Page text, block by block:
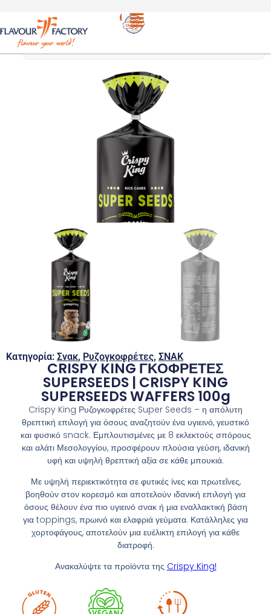
Σνακ / CRISPY KING ΓΚΟΦΡΕΤΕΣ SUPERSEEDS |
CRISPY KING SUPERSEEDS WAFFERS 100g
Κατηγορία: Σνακ, Ρυζογκοφρέτες, ΣΝΑΚ
CRISPY KING ΓΚΟΦΡΕΤΕΣ
SUPERSEEDS | CRISPY KING
SUPERSEEDS WAFFERS 100g
Crispy King Ρυζογκοφρέτες Super Seeds – η απόλυτη
θρεπτική επιλογή για όσους αναζητούν ένα υγιεινό, γευστικό
και φυσικό snack. Εμπλουτισμένες με 8 εκλεκτούς σπόρους
και αλάτι Μεσολογγίου, προσφέρουν πλούσια γεύση, ιδανική
υφή και υψηλή θρεπτική αξία σε κάθε μπουκιά.
Με υψηλή περιεκτικότητα σε φυτικές ίνες και πρωτεΐνες,
βοηθούν στον κορεσμό και αποτελούν ιδανική επιλογή για
όσους θέλουν ένα πιο υγιεινό σνακ ή μια εναλλακτική βάση
για toppings, πρωινό και ελαφριά γεύματα. Κατάλληλες για
χορτοφάγους, αποτελούν μια ευέλικτη επιλογή για κάθε
διατροφή.
Ανακαλύψτε τα προϊόντα της Crispy King!